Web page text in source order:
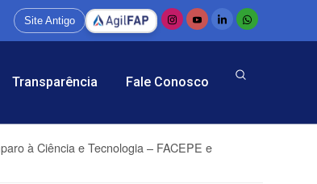
à Ciência e Tecnologia – FACEPE e
Site Antigo
Transparência Fale Conosco